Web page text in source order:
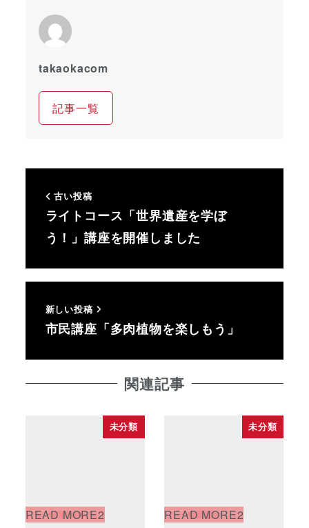
takaokacom
記事一覧
古い投稿
ライトコース「世界遺産を学ぼ
う！」講座を開催しました
新しい投稿
市民講座「多肉植物を楽しもう」
関連記事
未分類 未分類